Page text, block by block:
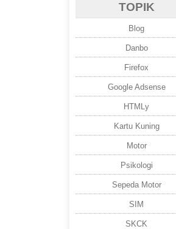
TOPIK
Blog
Danbo
Firefox
Google Adsense
HTMLy
Kartu Kuning
Motor
Psikologi
Sepeda Motor
SIM
SKCK